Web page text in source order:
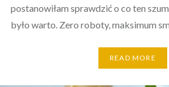
postanowiłam sprawdzić o co ten
było warto. Zero roboty, maksimum
READ MORE